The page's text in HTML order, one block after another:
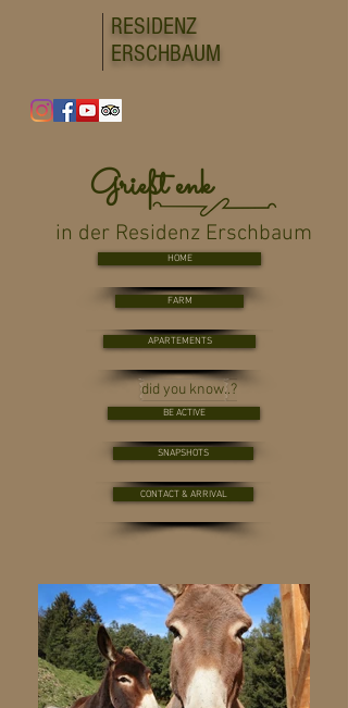
RESIDENZ
ERSCHBAUM
Grießt enk
in der Residenz Erschbaum
HOME
FARM
APARTEMENTS
did you know..?
BE ACTIVE
SNAPSHOTS
CONTACT & ARRIVAL